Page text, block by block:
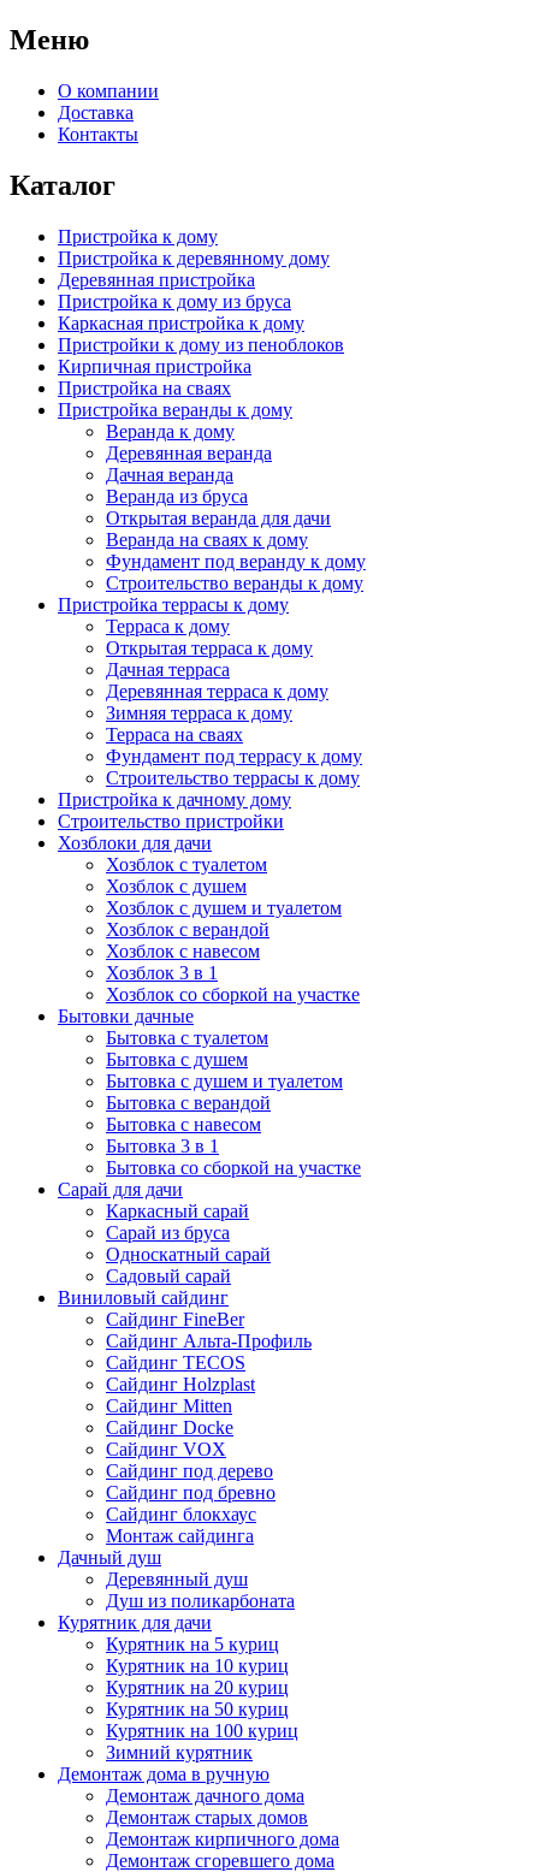
Меню
О компании
Доставка
Контакты
Каталог
Пристройка к дому
Пристройка к деревянному дому
Деревянная пристройка
Пристройка к дому из бруса
Каркасная пристройка к дому
Пристройки к дому из пеноблоков
Кирпичная пристройка
Пристройка на сваях
Пристройка веранды к дому
Веранда к дому
Деревянная веранда
Дачная веранда
Веранда из бруса
Открытая веранда для дачи
Веранда на сваях к дому
Фундамент под веранду к дому
Строительство веранды к дому
Пристройка террасы к дому
Терраса к дому
Открытая терраса к дому
Дачная терраса
Деревянная терраса к дому
Зимняя терраса к дому
Терраса на сваях
Фундамент под террасу к дому
Строительство террасы к дому
Пристройка к дачному дому
Строительство пристройки
Хозблоки для дачи
Хозблок с туалетом
Хозблок с душем
Хозблок с душем и туалетом
Хозблок с верандой
Хозблок с навесом
Хозблок 3 в 1
Хозблок со сборкой на участке
Бытовки дачные
Бытовка с туалетом
Бытовка с душем
Бытовка с душем и туалетом
Бытовка с верандой
Бытовка с навесом
Бытовка 3 в 1
Бытовка со сборкой на участке
Сарай для дачи
Каркасный сарай
Сарай из бруса
Односкатный сарай
Садовый сарай
Виниловый сайдинг
Сайдинг FineBer
Сайдинг Альта-Профиль
Сайдинг TECOS
Сайдинг Holzplast
Сайдинг Mitten
Сайдинг Docke
Сайдинг VOX
Сайдинг под дерево
Сайдинг под бревно
Сайдинг блокхаус
Монтаж сайдинга
Дачный душ
Деревянный душ
Душ из поликарбоната
Курятник для дачи
Курятник на 5 куриц
Курятник на 10 куриц
Курятник на 20 куриц
Курятник на 50 куриц
Курятник на 100 куриц
Зимний курятник
Демонтаж дома в ручную
Демонтаж дачного дома
Демонтаж старых домов
Демонтаж кирпичного дома
Демонтаж сгоревшего дома